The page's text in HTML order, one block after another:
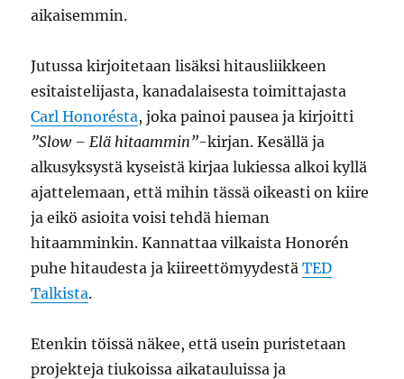
aikaisemmin.
Jutussa kirjoitetaan lisäksi hitausliikkeen
esitaistelijasta, kanadalaisesta toimittajasta
Carl Honorésta, joka painoi pausea ja kirjoitti
”Slow – Elä hitaammin”-kirjan. Kesällä ja
alkusyksystä kyseistä kirjaa lukiessa alkoi kyllä
ajattelemaan, että mihin tässä oikeasti on kiire
ja eikö asioita voisi tehdä hieman
hitaamminkin. Kannattaa vilkaista Honorén
puhe hitaudesta ja kiireettömyydestäTED
Talkista.
Etenkin töissä näkee, että usein puristetaan
projekteja tiukoissa aikatauluissa ja